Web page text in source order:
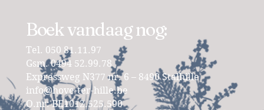
Boek vandaag nog:
Tel. 050 81.11.97
Gsm. 0494 52.99.78
Expressweg N377 nr. 6 – 8490 Stalhille
info@hove-ter-hille.be
O.nr: BE1012.525.590